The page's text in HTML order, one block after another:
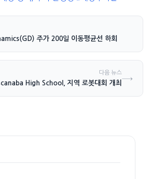
주가 200일 이동평균선 하회
다음 뉴스
High School, 지역 로봇대회 개최 →